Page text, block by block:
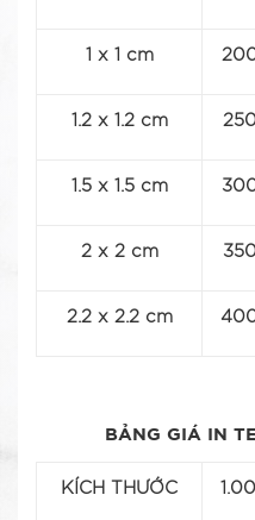
1 x 1 cm
1.2 x 1.2 cm
1.5 x 1.5 cm
2 x 2 cm
2.2 x 2.2 cm
BẢNG GIÁ IN
KÍCH THƯỚC